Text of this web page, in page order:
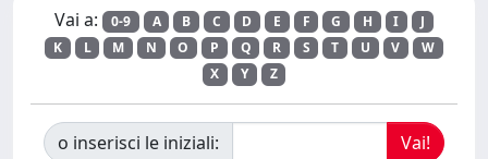
Vai a: 0-9 A B C D E F G H I
J
K
L M N O P Q R S T U V
W
X
Y Z
o inserisci le iniziali: